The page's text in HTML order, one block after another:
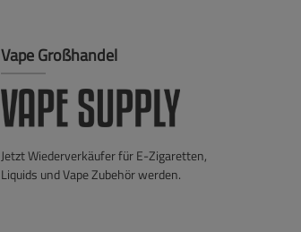
Vape Großhandel
Jetzt Wiederverkäufer für E-Zigaretten,
Liquids und Vape Zubehör werden.